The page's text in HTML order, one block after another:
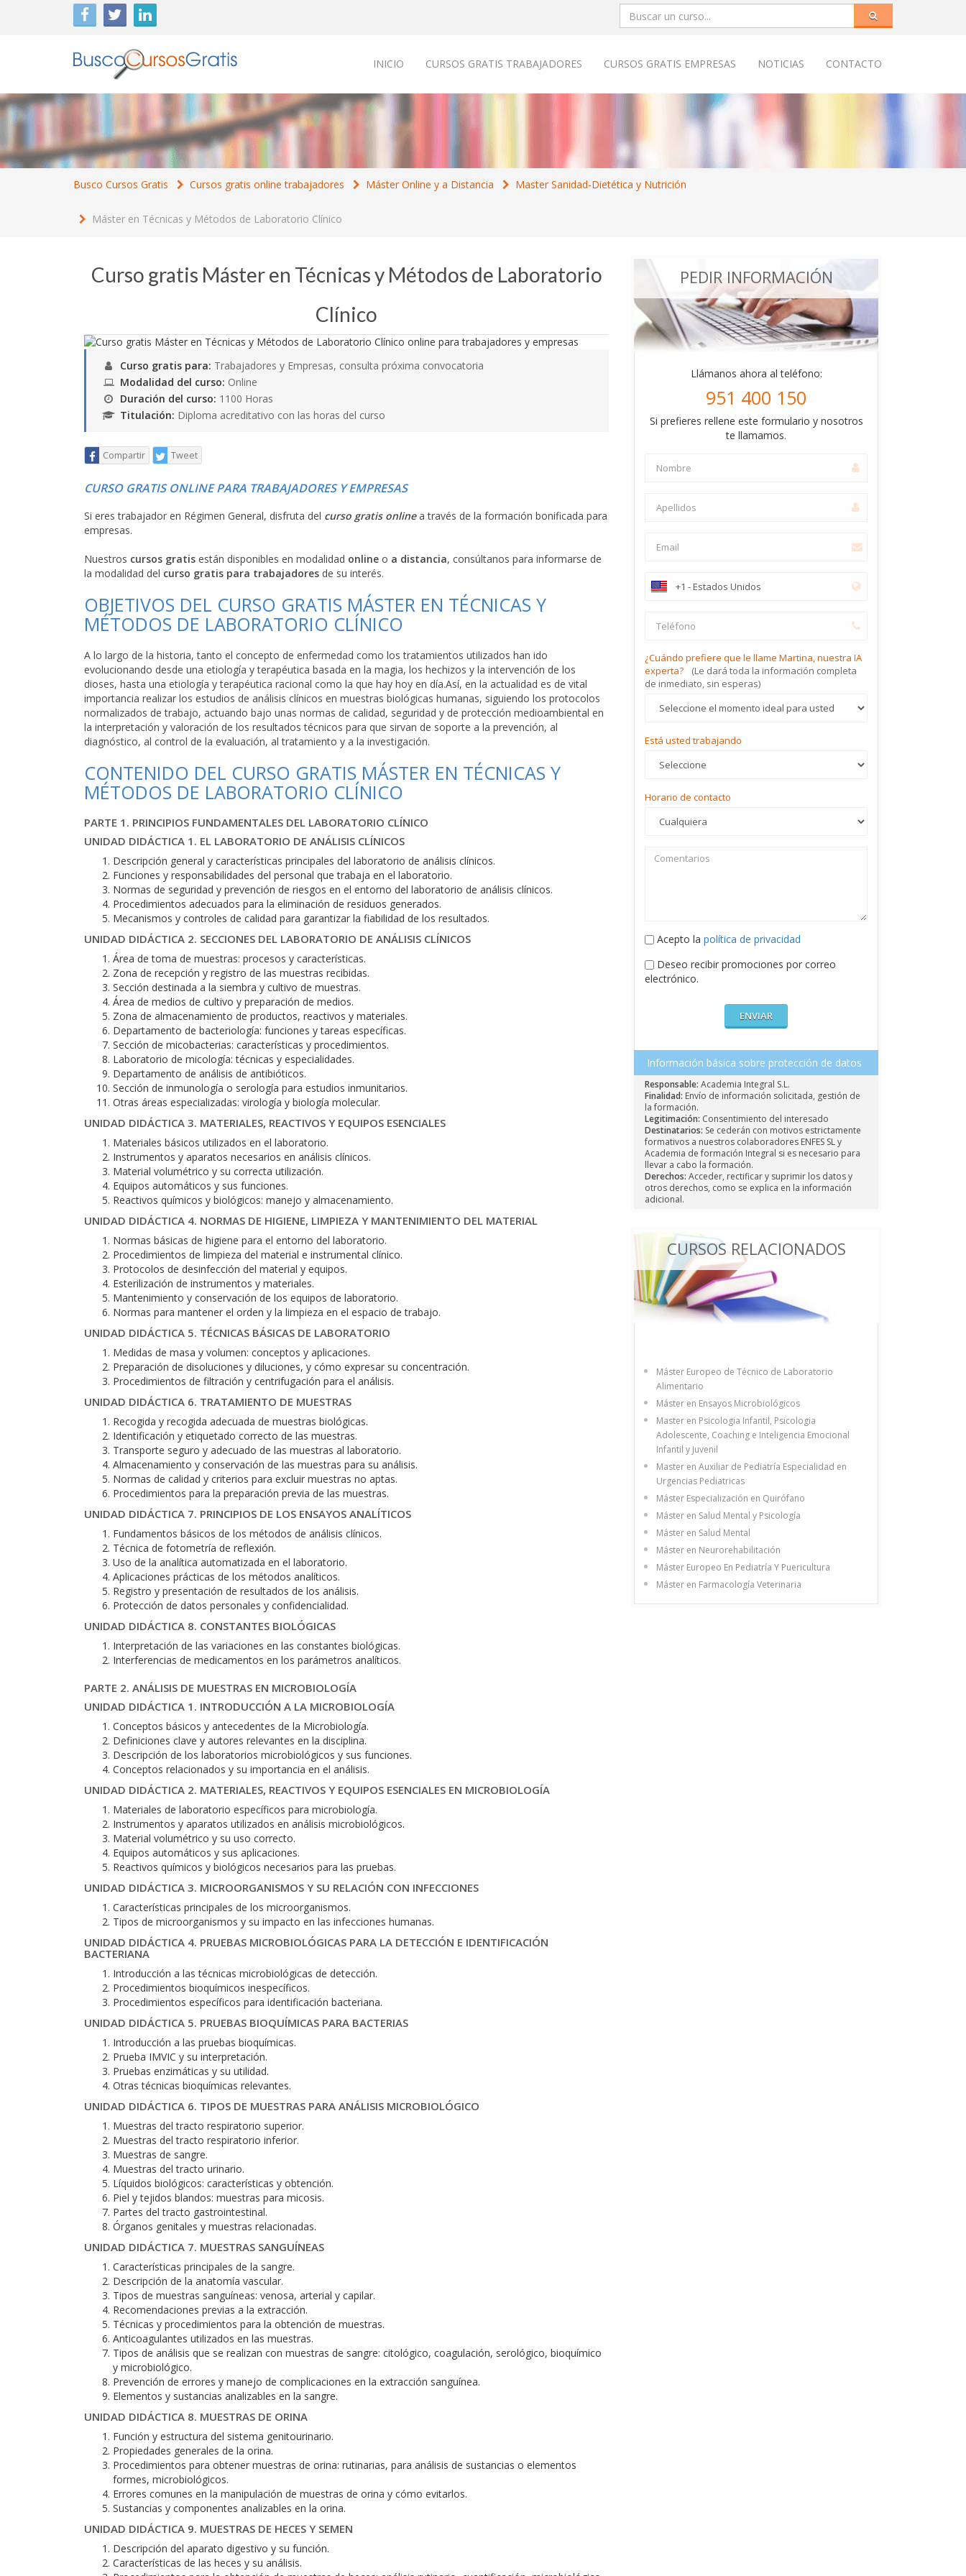
INICIO CURSOS GRATIS TRABAJADORES CURSOS GRATIS EMPRESAS NOTICIAS CONTACTO
Busco Cursos Gratis Cursos gratis online trabajadores Máster Online y a Distancia Master Sanidad-Dietética y Nutrición
Máster en Técnicas y Métodos de Laboratorio Clínico
Curso gratis Máster en Técnicas y Métodos de Laboratorio
Clínico
Curso gratis para: Trabajadores y Empresas, consulta próxima convocatoria
Modalidad del curso: Online
Duración del curso: 1100 Horas
Titulación: Diploma acreditativo con las horas del curso
Compartir Tweet
CURSO GRATIS ONLINE PARA TRABAJADORES Y EMPRESAS
Si eres trabajador en Régimen General, disfruta del curso gratis onlinea través de la formación bonificada para
empresas.
Nuestros cursos gratis están disponibles en modalidad online o a distancia, consúltanos para informarse de
la modalidad del curso gratis para trabajadores de su interés.
OBJETIVOS DEL CURSO GRATIS MÁSTER EN TÉCNICAS Y
MÉTODOS DE LABORATORIO CLÍNICO
A lo largo de la historia, tanto el concepto de enfermedad como los tratamientos utilizados han ido
evolucionando desde una etiología y terapéutica basada en la magia, los hechizos y la intervención de los
dioses, hasta una etiología y terapéutica racional como la que hay hoy en día.Así, en la actualidad es de vital
importancia realizar los estudios de análisis clínicos en muestras biológicas humanas, siguiendo los protocolos
normalizados de trabajo, actuando bajo unas normas de calidad, seguridad y de protección medioambiental en
la interpretación y valoración de los resultados técnicos para que sirvan de soporte a la prevención, al
diagnóstico, al control de la evaluación, al tratamiento y a la investigación.
CONTENIDO DEL CURSO GRATIS MÁSTER EN TÉCNICAS Y
MÉTODOS DE LABORATORIO CLÍNICO
PARTE 1. PRINCIPIOS FUNDAMENTALES DEL LABORATORIO CLÍNICO
UNIDAD DIDÁCTICA 1. EL LABORATORIO DE ANÁLISIS CLÍNICOS
Descripción general y características principales del laboratorio de análisis clínicos.
Funciones y responsabilidades del personal que trabaja en el laboratorio.
Normas de seguridad y prevención de riesgos en el entorno del laboratorio de análisis clínicos.
Procedimientos adecuados para la eliminación de residuos generados.
Mecanismos y controles de calidad para garantizar la fiabilidad de los resultados.
UNIDAD DIDÁCTICA 2. SECCIONES DEL LABORATORIO DE ANÁLISIS CLÍNICOS
Área de toma de muestras: procesos y características.
Zona de recepción y registro de las muestras recibidas.
Sección destinada a la siembra y cultivo de muestras.
Área de medios de cultivo y preparación de medios.
Zona de almacenamiento de productos, reactivos y materiales.
Departamento de bacteriología: funciones y tareas específicas.
Sección de micobacterias: características y procedimientos.
Laboratorio de micología: técnicas y especialidades.
Departamento de análisis de antibióticos.
Sección de inmunología o serología para estudios inmunitarios.
Otras áreas especializadas: virología y biología molecular.
UNIDAD DIDÁCTICA 3. MATERIALES, REACTIVOS Y EQUIPOS ESENCIALES
Materiales básicos utilizados en el laboratorio.
Instrumentos y aparatos necesarios en análisis clínicos.
Material volumétrico y su correcta utilización.
Equipos automáticos y sus funciones.
Reactivos químicos y biológicos: manejo y almacenamiento.
UNIDAD DIDÁCTICA 4. NORMAS DE HIGIENE, LIMPIEZA Y MANTENIMIENTO DEL MATERIAL
Normas básicas de higiene para el entorno del laboratorio.
Procedimientos de limpieza del material e instrumental clínico.
Protocolos de desinfección del material y equipos.
Esterilización de instrumentos y materiales.
Mantenimiento y conservación de los equipos de laboratorio.
Normas para mantener el orden y la limpieza en el espacio de trabajo.
UNIDAD DIDÁCTICA 5. TÉCNICAS BÁSICAS DE LABORATORIO
Medidas de masa y volumen: conceptos y aplicaciones.
Preparación de disoluciones y diluciones, y cómo expresar su concentración.
Procedimientos de filtración y centrifugación para el análisis.
UNIDAD DIDÁCTICA 6. TRATAMIENTO DE MUESTRAS
Recogida y recogida adecuada de muestras biológicas.
Identificación y etiquetado correcto de las muestras.
Transporte seguro y adecuado de las muestras al laboratorio.
Almacenamiento y conservación de las muestras para su análisis.
Normas de calidad y criterios para excluir muestras no aptas.
Procedimientos para la preparación previa de las muestras.
UNIDAD DIDÁCTICA 7. PRINCIPIOS DE LOS ENSAYOS ANALÍTICOS
Fundamentos básicos de los métodos de análisis clínicos.
Técnica de fotometría de reflexión.
Uso de la analítica automatizada en el laboratorio.
Aplicaciones prácticas de los métodos analíticos.
Registro y presentación de resultados de los análisis.
Protección de datos personales y confidencialidad.
UNIDAD DIDÁCTICA 8. CONSTANTES BIOLÓGICAS
Interpretación de las variaciones en las constantes biológicas.
Interferencias de medicamentos en los parámetros analíticos.
PARTE 2. ANÁLISIS DE MUESTRAS EN MICROBIOLOGÍA
UNIDAD DIDÁCTICA 1. INTRODUCCIÓN A LA MICROBIOLOGÍA
Conceptos básicos y antecedentes de la Microbiología.
Definiciones clave y autores relevantes en la disciplina.
Descripción de los laboratorios microbiológicos y sus funciones.
Conceptos relacionados y su importancia en el análisis.
UNIDAD DIDÁCTICA 2. MATERIALES, REACTIVOS Y EQUIPOS ESENCIALES EN MICROBIOLOGÍA
Materiales de laboratorio específicos para microbiología.
Instrumentos y aparatos utilizados en análisis microbiológicos.
Material volumétrico y su uso correcto.
Equipos automáticos y sus aplicaciones.
Reactivos químicos y biológicos necesarios para las pruebas.
UNIDAD DIDÁCTICA 3. MICROORGANISMOS Y SU RELACIÓN CON INFECCIONES
Características principales de los microorganismos.
Tipos de microorganismos y su impacto en las infecciones humanas.
UNIDAD DIDÁCTICA 4. PRUEBAS MICROBIOLÓGICAS PARA LA DETECCIÓN E IDENTIFICACIÓN
BACTERIANA
Introducción a las técnicas microbiológicas de detección.
Procedimientos bioquímicos inespecíficos.
Procedimientos específicos para identificación bacteriana.
UNIDAD DIDÁCTICA 5. PRUEBAS BIOQUÍMICAS PARA BACTERIAS
Introducción a las pruebas bioquímicas.
Prueba IMVIC y su interpretación.
Pruebas enzimáticas y su utilidad.
Otras técnicas bioquímicas relevantes.
UNIDAD DIDÁCTICA 6. TIPOS DE MUESTRAS PARA ANÁLISIS MICROBIOLÓGICO
Muestras del tracto respiratorio superior.
Muestras del tracto respiratorio inferior.
Muestras de sangre.
Muestras del tracto urinario.
Líquidos biológicos: características y obtención.
Piel y tejidos blandos: muestras para micosis.
Partes del tracto gastrointestinal.
Órganos genitales y muestras relacionadas.
UNIDAD DIDÁCTICA 7. MUESTRAS SANGUÍNEAS
Características principales de la sangre.
Descripción de la anatomía vascular.
Tipos de muestras sanguíneas: venosa, arterial y capilar.
Recomendaciones previas a la extracción.
Técnicas y procedimientos para la obtención de muestras.
Anticoagulantes utilizados en las muestras.
Tipos de análisis que se realizan con muestras de sangre: citológico, coagulación, serológico, bioquímico
y microbiológico.
Prevención de errores y manejo de complicaciones en la extracción sanguínea.
Elementos y sustancias analizables en la sangre.
UNIDAD DIDÁCTICA 8. MUESTRAS DE ORINA
Función y estructura del sistema genitourinario.
Propiedades generales de la orina.
Procedimientos para obtener muestras de orina: rutinarias, para análisis de sustancias o elementos
formes, microbiológicos.
Errores comunes en la manipulación de muestras de orina y cómo evitarlos.
Sustancias y componentes analizables en la orina.
UNIDAD DIDÁCTICA 9. MUESTRAS DE HECES Y SEMEN
Descripción del aparato digestivo y su función.
Características de las heces y su análisis.
PEDIR INFORMACIÓN
Llámanos ahora al teléfono:
951 400 150
Si prefieres rellene este formulario y nosotros
te llamamos.
¿Cuándo prefiere que le llame Martina, nuestra IA
experta?
(Le dará toda la información completa
de inmediato, sin esperas)
Está usted trabajando
Horario de contacto
Acepto la política de privacidad
Deseo recibir promociones por correo
electrónico.
Información básica sobre protección de datos
Responsable: Academia Integral S.L.
Finalidad: Envío de información solicitada, gestión de
la formación.
Legitimación: Consentimiento del interesado
Destinatarios: Se cederán con motivos estrictamente
formativos a nuestros colaboradores ENFES SL y
Academia de formación Integral si es necesario para
llevar a cabo la formación.
Derechos: Acceder, rectificar y suprimir los datos y
otros derechos, como se explica en la información
adicional.
CURSOS RELACIONADOS
Máster Europeo de Técnico de Laboratorio
Alimentario
Máster en Ensayos Microbiológicos
Master en Psicologia Infantil, Psicologia
Adolescente, Coaching e Inteligencia Emocional
Infantil y Juvenil
Master en Auxiliar de Pediatría Especialidad en
Urgencias Pediatricas
Máster Especialización en Quirófano
Máster en Salud Mental y Psicología
Máster en Salud Mental
Máster en Neurorehabilitación
Máster Europeo En Pediatría Y Puericultura
Máster en Farmacología Veterinaria